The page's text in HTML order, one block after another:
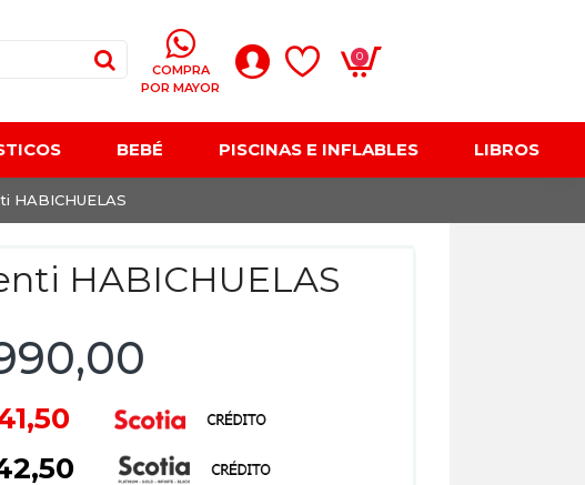
COMPRA
POR MAYOR
0
BEBÉ PISCINAS E INFLABLES LIBROS
HABICHUELAS
HABICHUELAS